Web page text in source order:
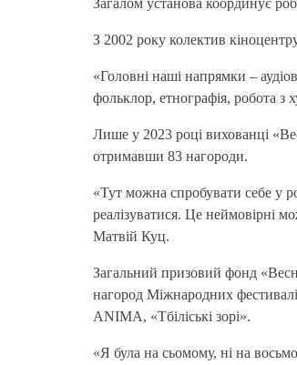
З 2002 року колектив
«Головні наші напрямки –
фольклор, етнографія, робота
Лише у 2023 році вихованці
отримавши 83 нагороди.
«Тут можна спробувати себе у
реалізуватися. Це неймовірні
Матвій Куц.
Загальний призовий фонд
нагород Міжнародних
ANIMA, «Тбіліські зорі».
«Я була на сьомому, ні на